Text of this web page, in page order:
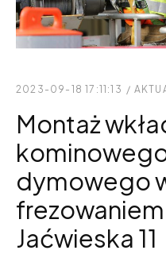
2023-09-18 17:11:13 /
Montaż
dymowego
Jaćwieska 11